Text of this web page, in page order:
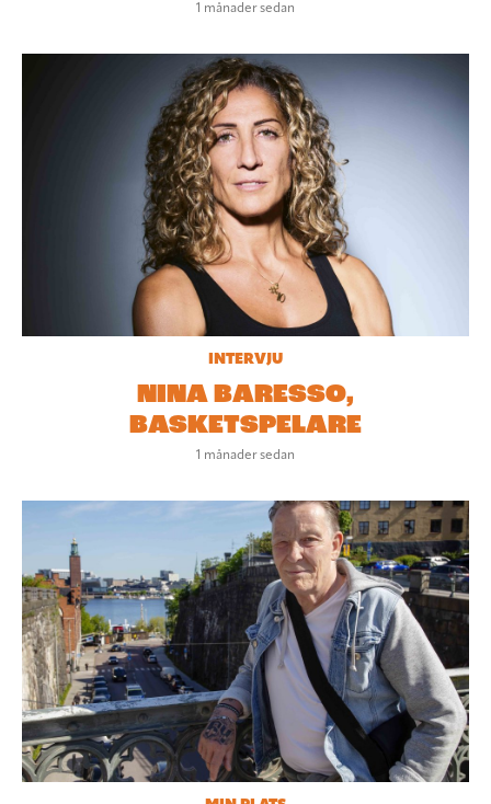
1 månader sedan
INTERVJU
NINA BARESSO,
BASKETSPELARE
1 månader sedan